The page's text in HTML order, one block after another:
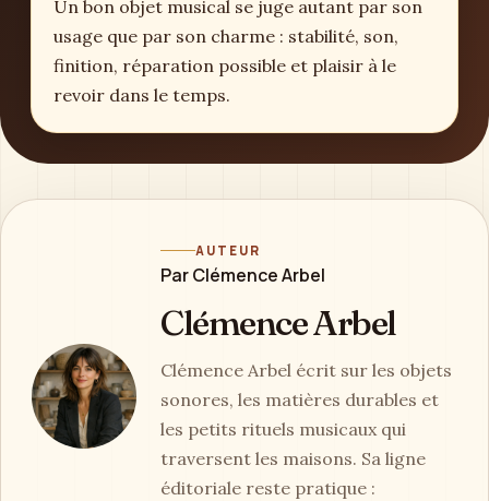
Un bon objet musical se juge autant par son
usage que par son charme : stabilité, son,
finition, réparation possible et plaisir à le
revoir dans le temps.
AUTEUR
Par Clémence Arbel
Clémence Arbel
Clémence Arbel écrit sur les objets
sonores, les matières durables et
les petits rituels musicaux qui
traversent les maisons. Sa ligne
éditoriale reste pratique :